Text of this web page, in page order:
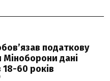
податкову
Міноборони дані
18-60 років